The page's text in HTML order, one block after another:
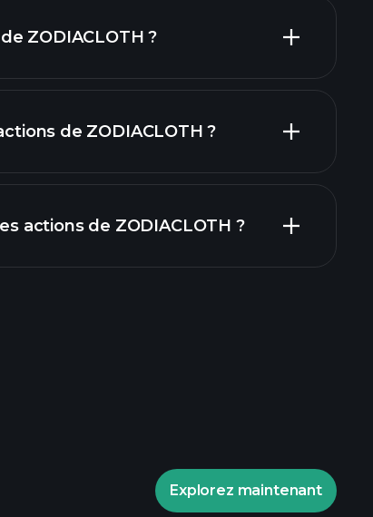
ZODIACLOTH ?
de ZODIACLOTH ?
actions de ZODIACLOTH ?
Explorez maintenant